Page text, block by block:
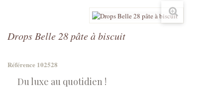
Drops Belle 28 pâte à biscuit
Référence 102528
Du luxe au quotidien !